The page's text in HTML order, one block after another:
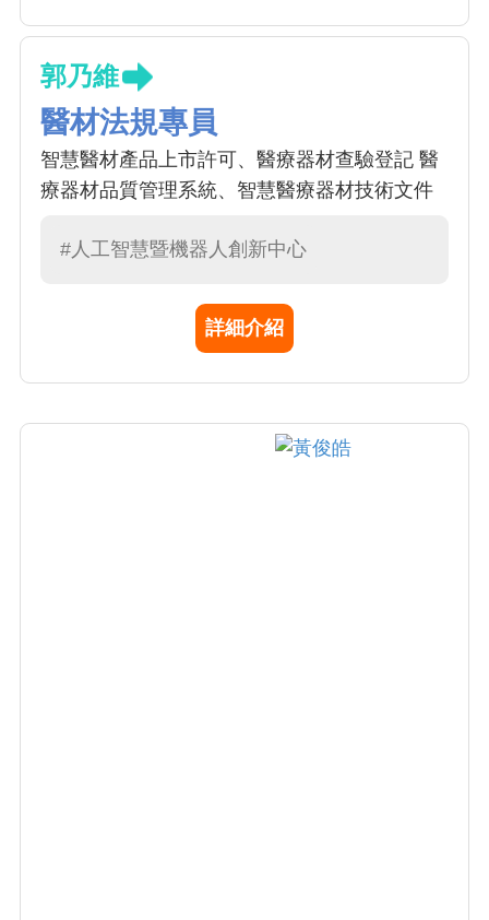
郭乃維
醫材法規專員
智慧醫材產品上市許可、醫療器材查驗登記 醫
療器材品質管理系統、智慧醫療器材技術文件
#人工智慧暨機器人創新中心
詳細介紹